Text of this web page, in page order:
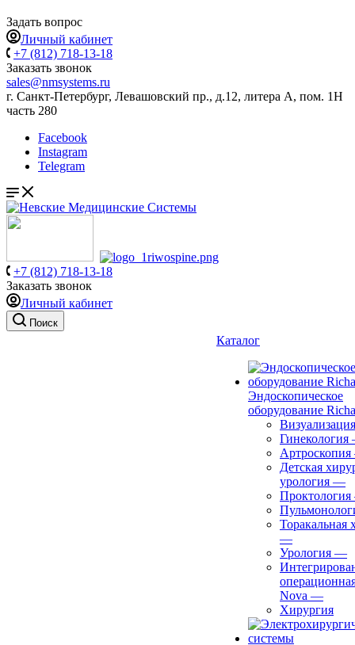
Задать вопрос
Личный кабинет
+7 (812) 718-13-18
Заказать звонок
sales@nmsystems.ru
г. Санкт-Петербург, Левашовский пр., д.12, литера А, пом. 1Н
часть 280
Facebook
Instagram
Telegram
+7 (812) 718-13-18
Заказать звонок
Личный кабинет
Поиск
Каталог
Эндоскопическое
оборудование
Визуализация
Гинекология
Артроскопия
Детская
урология —
Проктология
Торакальная
—
Урология —
Nova —
Хирургия